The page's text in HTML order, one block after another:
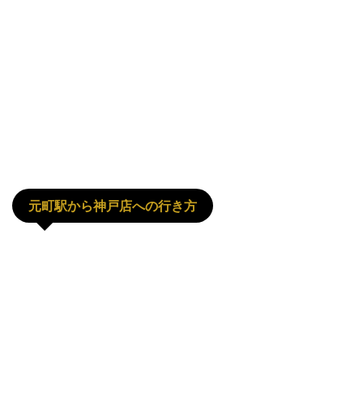
元町駅から神戸店への行き方